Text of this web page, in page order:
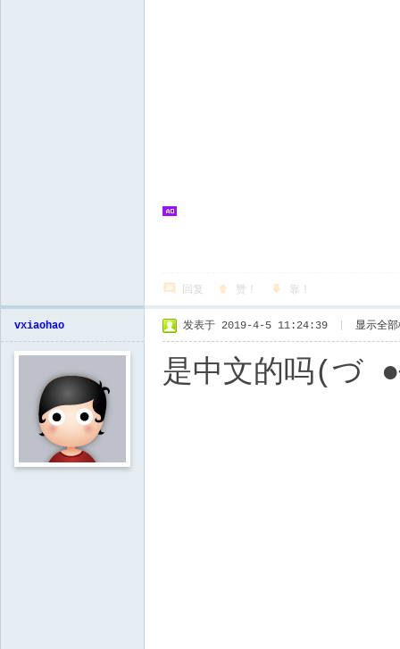
回复 赞！ 靠！
vxiaohao 发表于 2019-4-5 11:24:39 显示全
是中文的吗(づ